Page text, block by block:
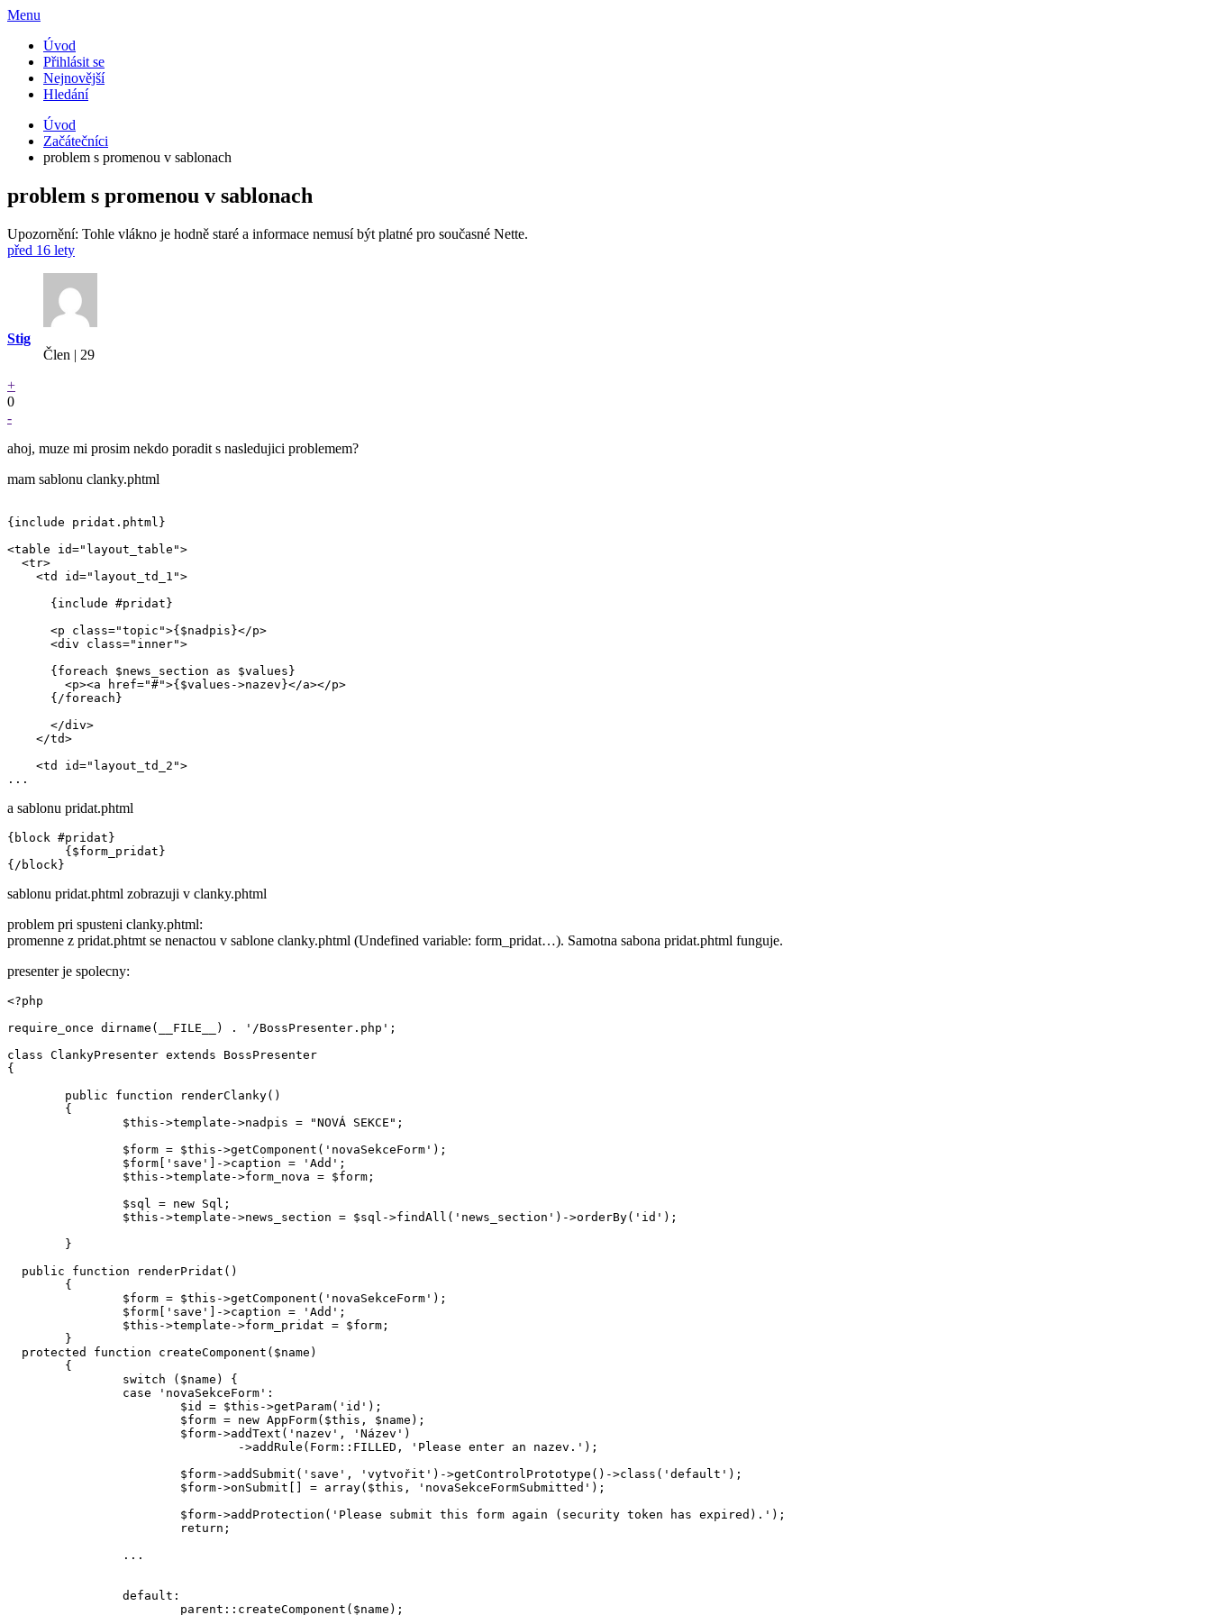
Menu
Úvod
Přihlásit se
Nejnovější
Hledání
Úvod
Začátečníci
problem s promenou v sablonach
problem s promenou v sablonach
Upozornění: Tohle vlákno je hodně staré a informace nemusí být platné pro současné Nette.
před 16 lety
Stig
Člen | 29
+
0
-
ahoj, muze mi prosim nekdo poradit s nasledujici problemem?
mam sablonu clanky.phtml
{include pridat.phtml}
<table id="layout_table">
  <tr>
    <td id="layout_td_1">
      {include #pridat}
      <p class="topic">{$nadpis}</p>
      <div class="inner">
      {foreach $news_section as $values}
        <p><a href="#">{$values->nazev}</a></p>
      {/foreach}
      </div>
    </td>
    <td id="layout_td_2">
a sablonu pridat.phtml
{block #pridat}
sablonu pridat.phtml zobrazuji v clanky.phtml
problem pri spusteni clanky.phtml:
promenne z pridat.phtmt se nenactou v sablone clanky.phtml (Undefined variable: form_pridat…). Samotna sabona pridat.phtml funguje.
presenter je spolecny:
<?php
require_once dirname(__FILE__) . '/BossPresenter.php';
class ClankyPresenter extends BossPresenter
{
  public function renderPridat()
  protected function createComponent($name)